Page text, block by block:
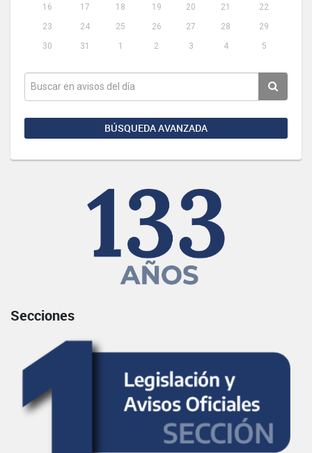
16
17 18 19 20 21
22
23
24 25 26 27 28
29
30
31 1 2 3 4 5
BÚSQUEDA AVANZADA
Secciones